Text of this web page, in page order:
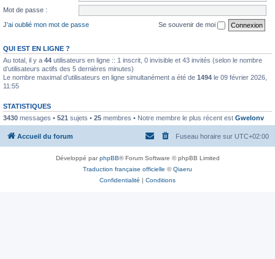
Mot de passe :
J’ai oublié mon mot de passe
Se souvenir de moi
QUI EST EN LIGNE ?
Au total, il y a 44 utilisateurs en ligne :: 1 inscrit, 0 invisible et 43 invités (selon le nombre
d’utilisateurs actifs des 5 dernières minutes)
Le nombre maximal d’utilisateurs en ligne simultanément a été de 1494 le 09 février 2026,
11:55
STATISTIQUES
3430 messages • 521 sujets • 25 membres • Notre membre le plus récent est Gwelonv
Accueil du forum Fuseau horaire sur UTC+02:00
Développé parphpBB® Forum Software © phpBB Limited
Traduction française officielle ©Qiaeru
Confidentialité | Conditions